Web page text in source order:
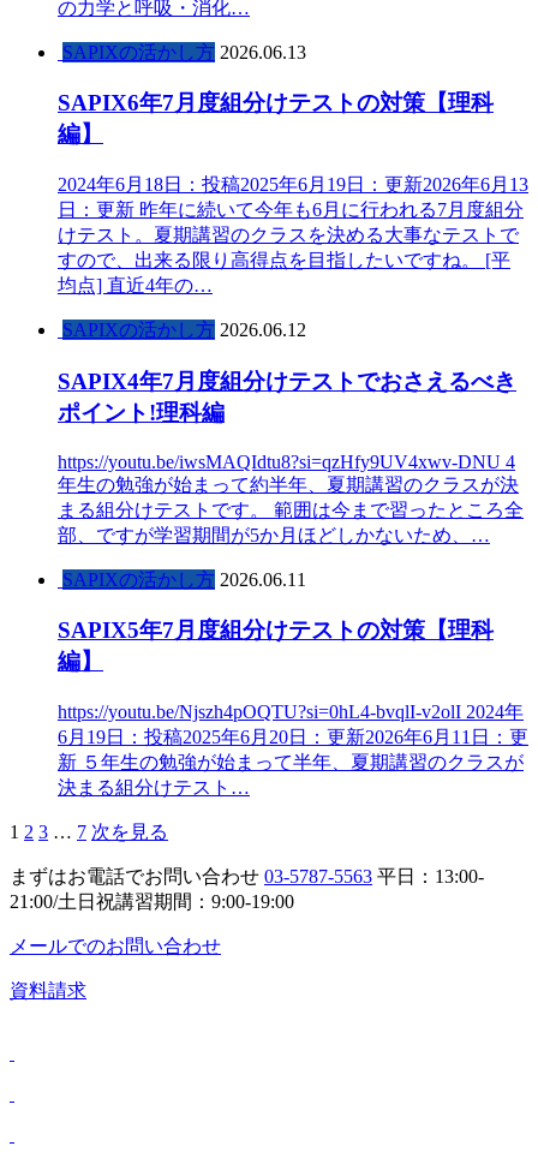
の力学と呼吸・消化…
SAPIXの活かし方 2026.06.13
SAPIX6年7月度組分けテストの対策【理科
編】
2024年6月18日：投稿2025年6月19日：更新2026年6月13
日：更新 昨年に続いて今年も6月に行われる7月度組分
けテスト。夏期講習のクラスを決める大事なテストで
すので、出来る限り高得点を目指したいですね。 [平
均点] 直近4年の…
SAPIXの活かし方 2026.06.12
SAPIX4年7月度組分けテストでおさえるべき
ポイント!理科編
https://youtu.be/iwsMAQIdtu8?si=qzHfy9UV4xwv-DNU 4
年生の勉強が始まって約半年、夏期講習のクラスが決
まる組分けテストです。 範囲は今まで習ったところ全
部、ですが学習期間が5か月ほどしかないため、…
SAPIXの活かし方 2026.06.11
SAPIX5年7月度組分けテストの対策【理科
編】
https://youtu.be/Njszh4pOQTU?si=0hL4-bvqlI-v2olI 2024年
6月19日：投稿2025年6月20日：更新2026年6月11日：更
新 ５年生の勉強が始まって半年、夏期講習のクラスが
決まる組分けテスト…
1 2 3 … 7 次を見る
まずはお電話でお問い合わせ 03-5787-5563 平日：13:00-
21:00/土日祝講習期間：9:00-19:00
メールでのお問い合わせ
資料請求